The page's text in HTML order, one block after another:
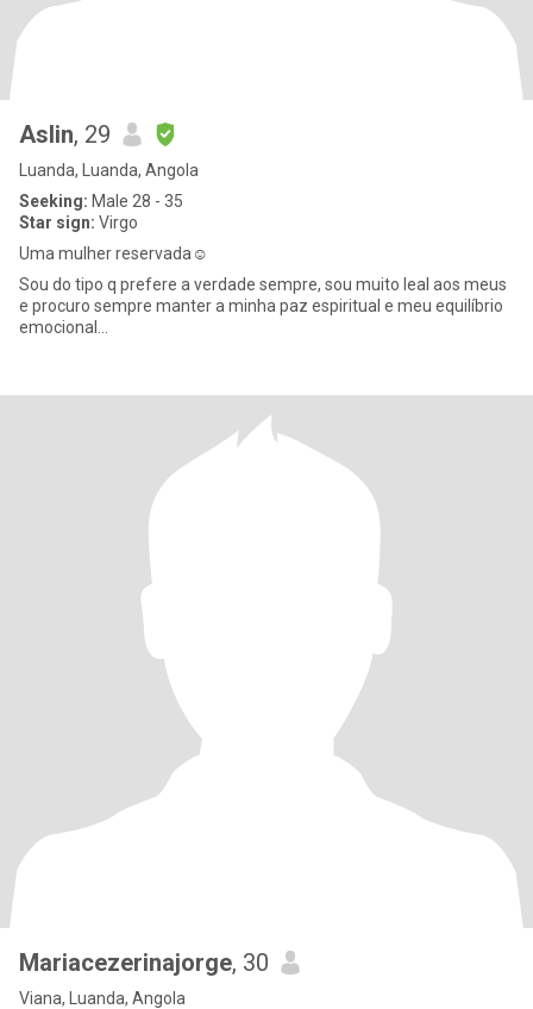
Aslin, 29
Luanda, Luanda, Angola
Seeking: Male 28 - 35
Star sign: Virgo
Uma mulher reservada☺️
Sou do tipo q prefere a verdade sempre, sou muito leal aos meus
e procuro sempre manter a minha paz espiritual e meu equilíbrio
emocional...
Mariacezerinajorge, 30
Viana, Luanda, Angola